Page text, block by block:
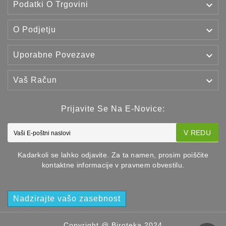
Podatki O Trgovini 
O Podjetju 
Uporabne Povezave 
Vaš Račun 
Prijavite Se Na E-Novice:
V REDU
Kadarkoli se lahko odjavite. Za ta namen, prosim poiščite
kontaktne informacije v pravnem obvestilu.
Nadzirajte vašo zasebnost